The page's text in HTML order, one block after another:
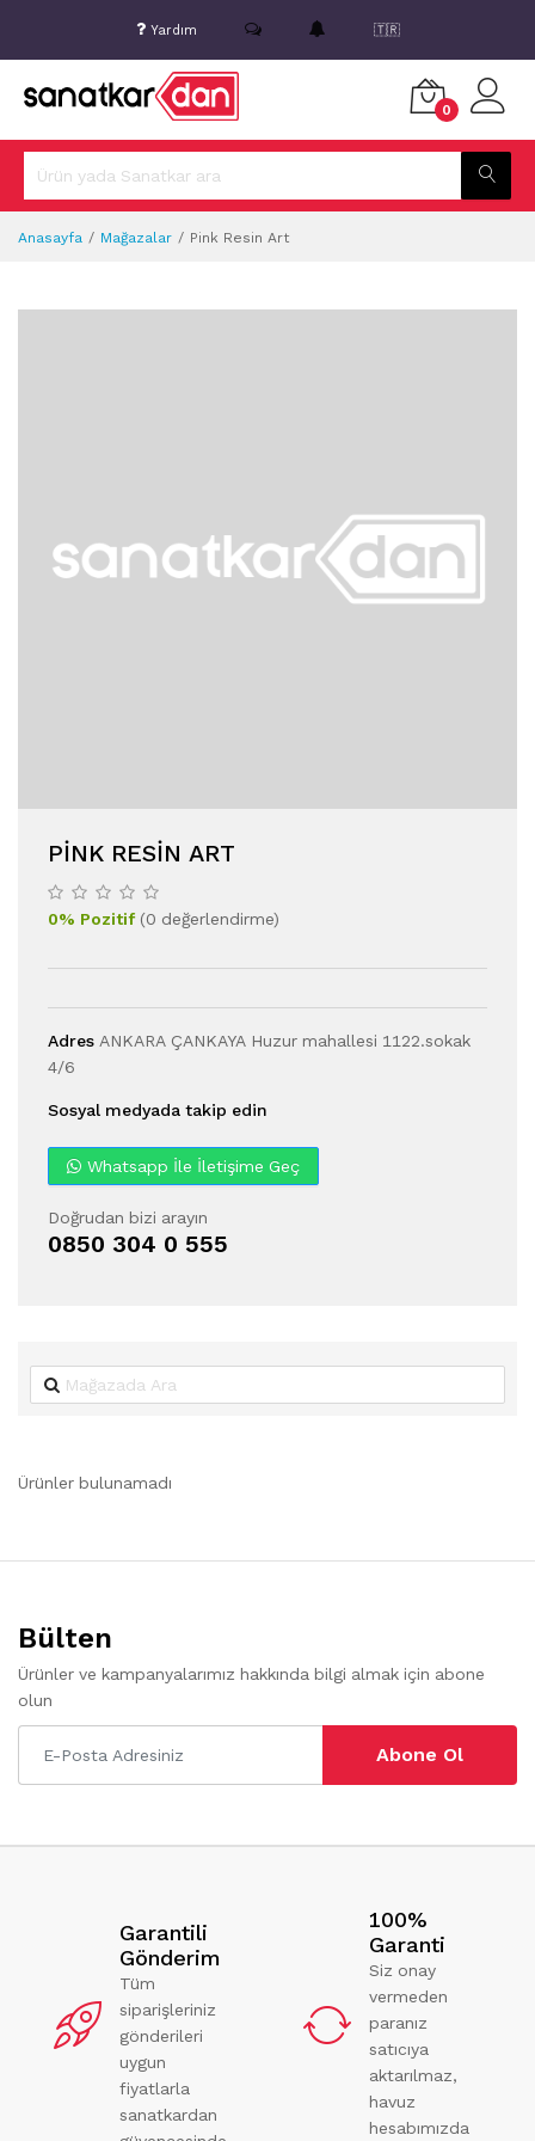
Yardım 🇹🇷
0
Anasayfa Mağazalar Pink Resin Art
PINK RESIN ART
0% Pozitif(0 değerlendirme)
Adres ANKARA ÇANKAYA Huzur mahallesi 1122.sokak
4/6
Sosyal medyada takip edin
Whatsapp İle İletişime Geç
Doğrudan bizi arayın
0850 304 0 555
Ürünler bulunamadı
Bülten
Ürünler ve kampanyalarımız hakkında bilgi almak için abone
olun
Abone Ol
Garantili
Gönderim
Tüm
siparişleriniz
gönderileri
uygun
fiyatlarla
sanatkardan
100%
Garanti
Siz onay
vermeden
paranız
satıcıya
aktarılmaz,
havuz
hesabımızda